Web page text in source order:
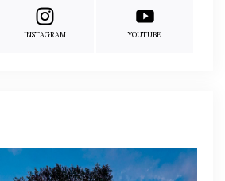
INSTAGRAM YOUTUBE